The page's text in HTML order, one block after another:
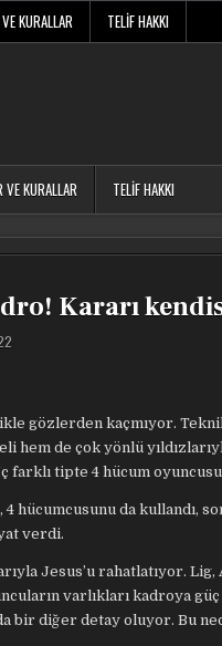
KURALLAR TELIF HAKKI
VE KURALLAR TELIF HAKKI
Kararı
gözlerden kaçmıyor.
hem de çok yönlü
tipte 4 hücum
da kullandı,
verdi.
Jesus’u rahatlatıyor.
varlıkları kadroya
bir diğer detay oluyor. Bu